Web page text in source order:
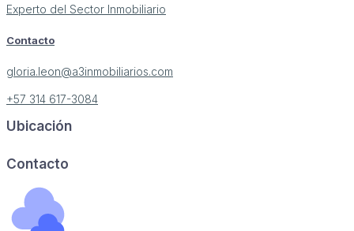
Experto del Sector Inmobiliario
Contacto
gloria.leon@a3inmobiliarios.com
+57 314 617-3084
Ubicación
Contacto